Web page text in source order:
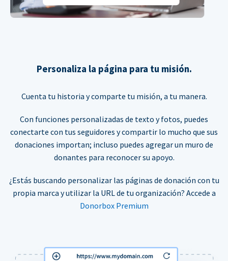
Personaliza la página para tu misión.
Cuenta tu historia y comparte tu misión, a tu manera.
Con funciones personalizadas de texto y fotos, puedes
conectarte con tus seguidores y compartir lo mucho que sus
donaciones importan; incluso puedes agregar un muro de
donantes para reconocer su apoyo.
¿Estás buscando personalizar las páginas de donación con tu
propia marca y utilizar la URL de tu organización? Accede a
Donorbox Premium